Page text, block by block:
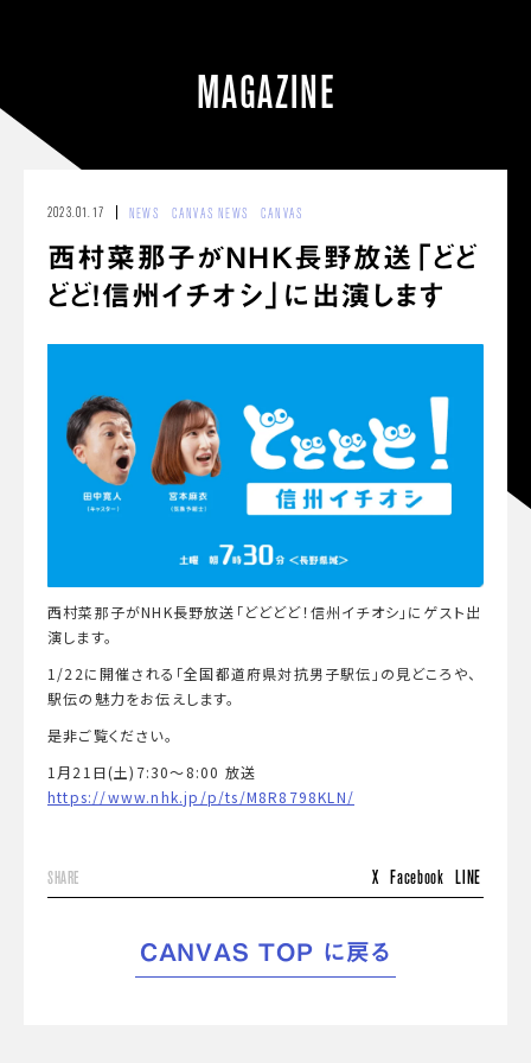
MAGAZINE
2023.01.17 NEWS CANVAS NEWS CANVAS
西村菜那子がNHK長野放送「どど
どど！信州イチオシ」に出演します
西村菜那子がNHK長野放送「どどどど！信州イチオシ」にゲスト出
演します。
1/22に開催される「全国都道府県対抗男子駅伝」の見どころや、
駅伝の魅力をお伝えします。
是非ご覧ください。
1月21日(土)7:30～8:00 放送
https://www.nhk.jp/p/ts/M8R8798KLN/
SHARE X Facebook LINE
CANVAS TOP に戻る